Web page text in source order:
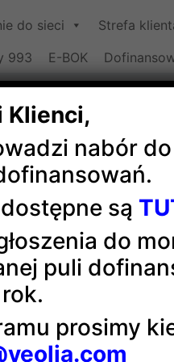
do sieci Strefa
993 E-BOK
Zawodyodbywały się
Pabianice i
które od 2016 roku
.
Klienci,
nabór
są
do
puli
prosimy